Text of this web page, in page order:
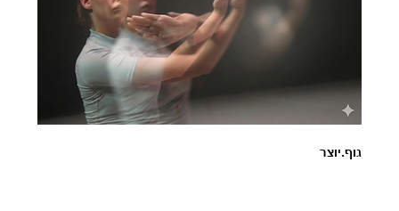
גוף.יוצר